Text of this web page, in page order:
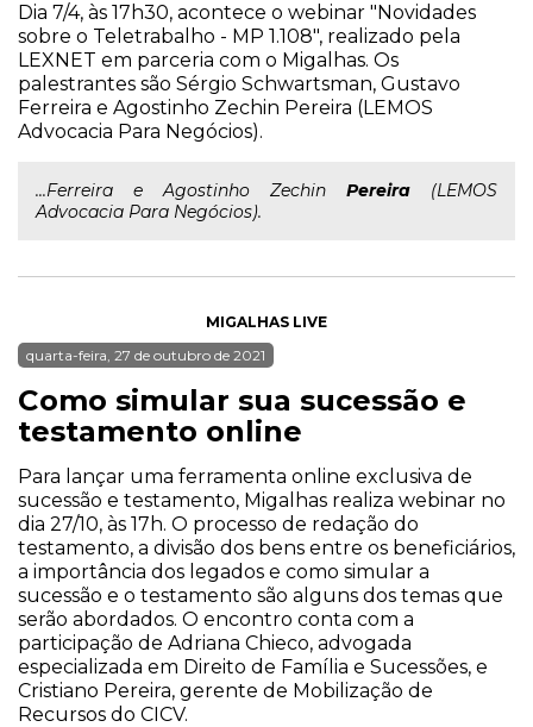
Dia 7/4, às 17h30, acontece o webinar "Novidades
sobre o Teletrabalho - MP 1.108", realizado pela
LEXNET em parceria com o Migalhas. Os
palestrantes são Sérgio Schwartsman, Gustavo
Ferreira e Agostinho Zechin Pereira (LEMOS
Advocacia Para Negócios).
...Ferreira e Agostinho Zechin Pereira (LEMOS
Advocacia Para Negócios).
MIGALHAS LIVE
quarta-feira, 27 de outubro de 2021
Como simular sua sucessão e
testamento online
Para lançar uma ferramenta online exclusiva de
sucessão e testamento, Migalhas realiza webinar no
dia 27/10, às 17h. O processo de redação do
testamento, a divisão dos bens entre os beneficiários,
a importância dos legados e como simular a
sucessão e o testamento são alguns dos temas que
serão abordados. O encontro conta com a
participação de Adriana Chieco, advogada
especializada em Direito de Família e Sucessões, e
Cristiano Pereira, gerente de Mobilização de
Recursos do CICV.